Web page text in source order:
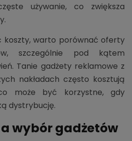
używanie, co zwiększa
koszty, warto porównać oferty
szczególnie pod kątem
Tanie gadżety reklamowe z
nakładach często kosztują
może być korzystne, gdy
dystrybucję.
a wybór gadżetów